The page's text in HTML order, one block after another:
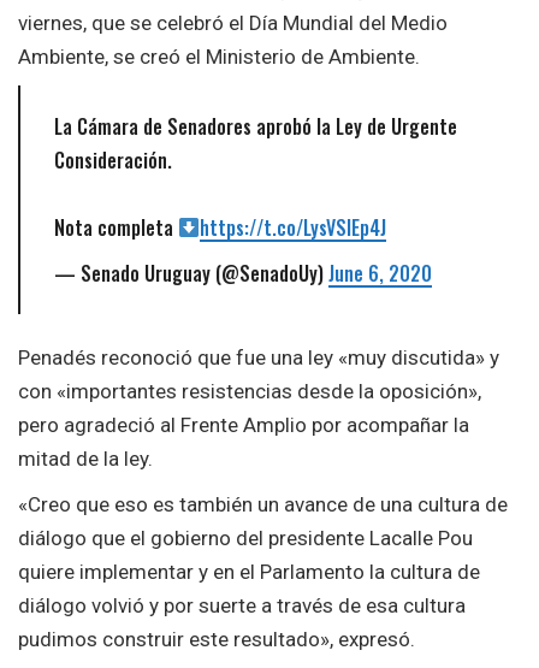
viernes, que se celebró el Día Mundial del Medio
Ambiente, se creó el Ministerio de Ambiente.
La Cámara de Senadores aprobó la Ley de Urgente
Consideración.
Nota completa
https://t.co/LysVSlEp4J
— Senado Uruguay (@SenadoUy)June 6, 2020
Penadés reconoció que fue una ley «muy discutida» y
con «importantes resistencias desde la oposición»,
pero agradeció al Frente Amplio por acompañar la
mitad de la ley.
«Creo que eso es también un avance de una cultura de
diálogo que el gobierno del presidente Lacalle Pou
quiere implementar y en el Parlamento la cultura de
diálogo volvió y por suerte a través de esa cultura
pudimos construir este resultado», expresó.